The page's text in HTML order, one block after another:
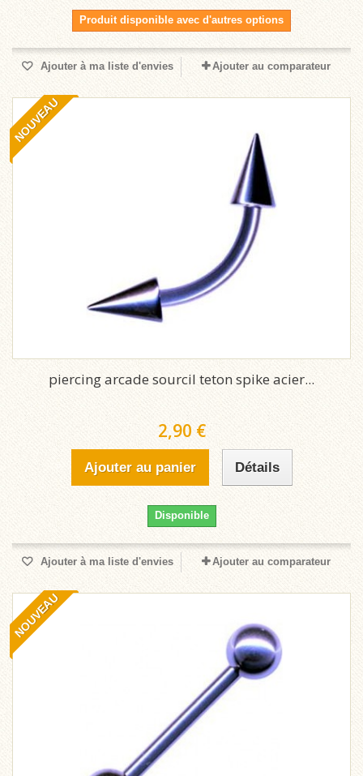
Produit disponible avec d'autres options
Ajouter à ma liste d'envies Ajouter au comparateur
NOUVEAU
piercing arcade sourcil teton spike acier...
2,90 €
Ajouter au panier Détails
Disponible
Ajouter à ma liste d'envies Ajouter au comparateur
NOUVEAU